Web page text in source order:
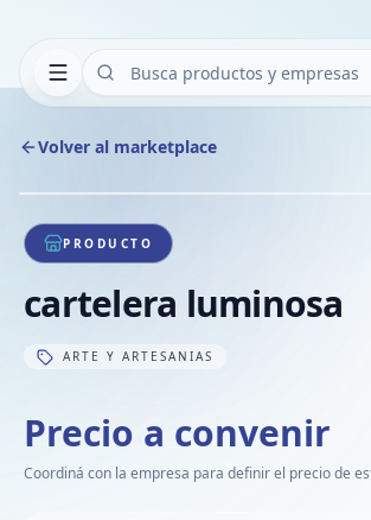
Volver al marketplace
1/1
PRODUCTO
cartelera luminosa
ARTE Y ARTESANIAS
Precio a convenir
Coordiná con la empresa para definir el precio de